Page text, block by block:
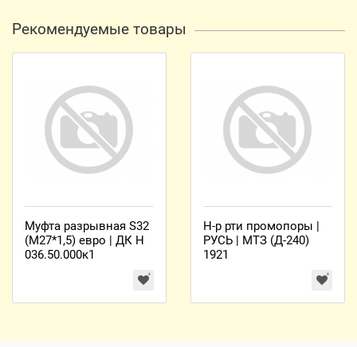
Рекомендуемые товары
Муфта разрывная S32
(М27*1,5) евро | ДК Н
036.50.000к1
Н-р рти промопоры |
РУСЬ | МТЗ (Д-240)
1921